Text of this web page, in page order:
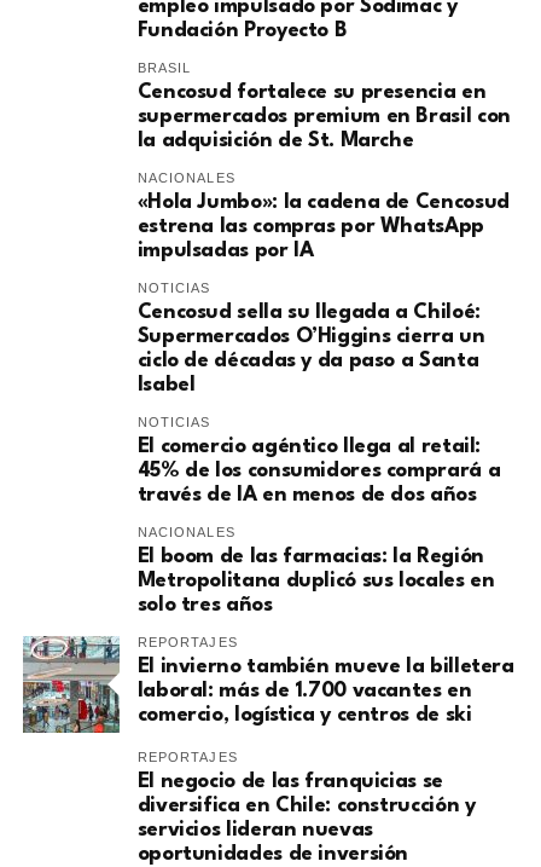
empleo impulsado por Sodimac y
Fundación Proyecto B
BRASIL
Cencosud fortalece su presencia en
supermercados premium en Brasil con
la adquisición de St. Marche
NACIONALES
«Hola Jumbo»: la cadena de Cencosud
estrena las compras por WhatsApp
impulsadas por IA
NOTICIAS
Cencosud sella su llegada a Chiloé:
Supermercados O’Higgins cierra un
ciclo de décadas y da paso a Santa
Isabel
NOTICIAS
El comercio agéntico llega al retail:
45% de los consumidores comprará a
través de IA en menos de dos años
NACIONALES
El boom de las farmacias: la Región
Metropolitana duplicó sus locales en
solo tres años
REPORTAJES
El invierno también mueve la billetera
laboral: más de 1.700 vacantes en
comercio, logística y centros de ski
REPORTAJES
El negocio de las franquicias se
diversifica en Chile: construcción y
servicios lideran nuevas
oportunidades de inversión